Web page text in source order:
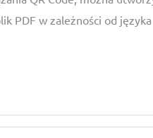
PDF w zależności od języka